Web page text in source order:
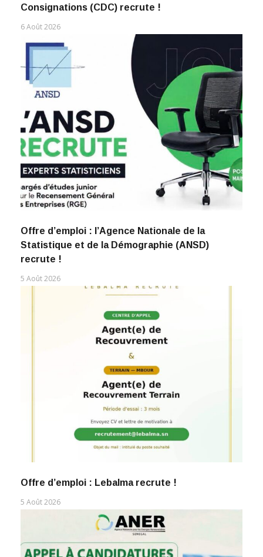
Consignations (CDC) recrute !
6 Août 2026
Offre d’emploi : l’Agence Nationale de la
Statistique et de la Démographie (ANSD)
recrute !
5 Août 2026
Offre d’emploi : Lebalma recrute !
5 Août 2026